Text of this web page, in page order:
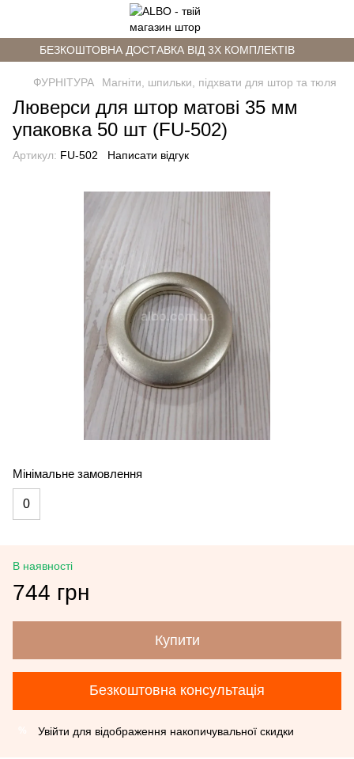
БЕЗКОШТОВНА ДОСТАВКА ВІД 3Х КОМПЛЕКТІВ
ФУРНІТУРА Магніти, шпильки, підхвати для штор та тюля
Люверси для штор матові 35 мм
упаковка 50 шт (FU-502)
Артикул: FU-502 Написати відгук
Мінімальне замовлення
0
В наявності
744 грн
Купити
Безкоштовна консультація
Увійти для відображення накопичувальної скидки